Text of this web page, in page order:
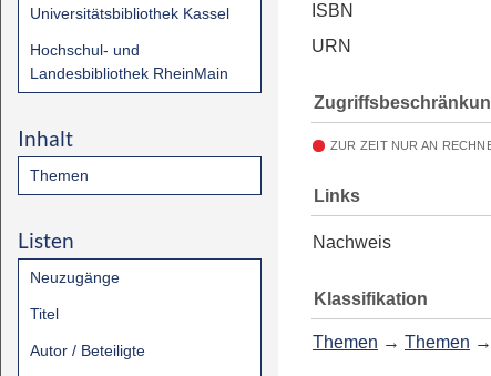
Universitätsbibliothek Kassel
Hochschul- und
Landesbibliothek RheinMain
Inhalt
Themen
Listen
Neuzugänge
Titel
Autor / Beteiligte
ISBN
URN
ZUR ZEIT NUR AN
Links
Nachweis
Klassifikation
Themen → Themen →